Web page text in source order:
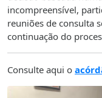
incompreensível,
reuniões de consulta
continuação do
Consulte aqui o